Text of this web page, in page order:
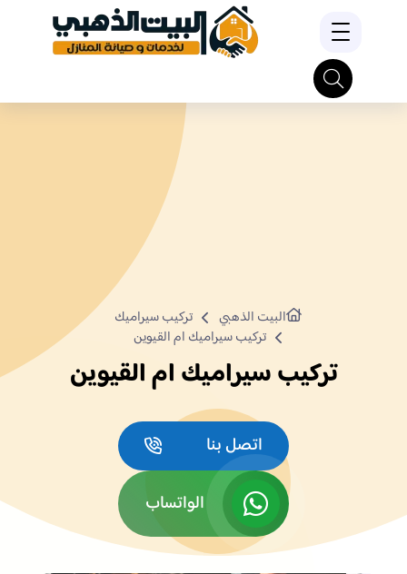
البيت الذهبي
تركيب سيراميك
تركيب سيراميك ام القيوين
تركيب سيراميك ام القيوين
اتصل بنا
الواتساب